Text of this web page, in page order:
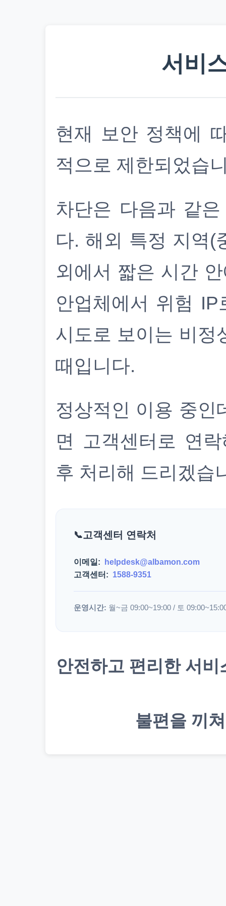
서비
현재 보안 정책에
적으로 제한되었습
차단은 다음과 같
다. 해외 특정 지역(
외에서 짧은 시간
안업체에서 위험
시도로 보이는 비정
때입니다.
정상적인 이용 중인
면 고객센터로 연
후 처리해 드리겠습
고객센터 연락처
이메일:
helpdesk@albamon.com
고객센터: 1588-9351
운영시간: 월~금 09:00~19:00 / 토
안전하고 편리한 서
불편을 끼